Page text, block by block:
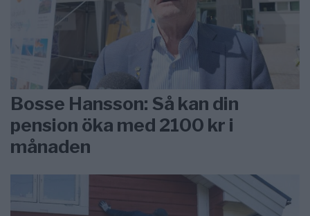
Bosse Hansson: Så kan din
pension öka med 2100 kr i
månaden